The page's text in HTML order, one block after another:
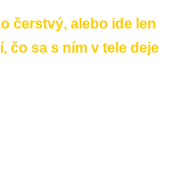
čerstvý, alebo ide len
čo sa s ním v tele deje